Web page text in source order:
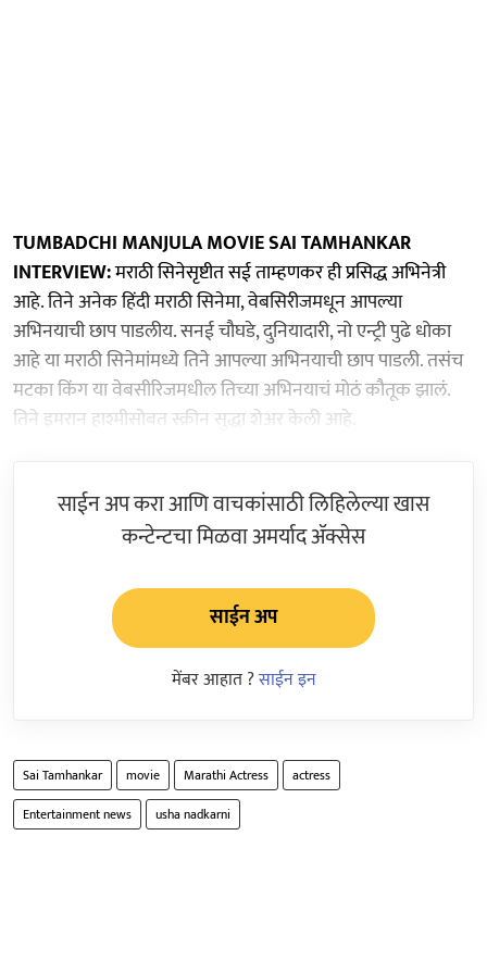
TUMBADCHI MANJULA MOVIE SAI TAMHANKAR
INTERVIEW:मराठी सिनेसृष्टीत सई ताम्हणकर ही प्रसिद्ध अभिनेत्री
आहे. तिने अनेक हिंदी मराठी सिनेमा, वेबसिरीजमधून आपल्या
अभिनयाची छाप पाडलीय. सनई चौघडे, दुनियादारी, नो एन्ट्री पुढे धोका
आहे या मराठी सिनेमांमध्ये तिने आपल्या अभिनयाची छाप पाडली. तसंच
मटका किंग या वेबसीरिजमधील तिच्या अभिनयाचं मोठं कौतूक झालं.
तिने इमरान हाश्मीसोबत स्क्रीन सुद्धा शेअर केली आहे.
साईन अप करा आणि वाचकांसाठी लिहिलेल्या खास
कन्टेन्टचा मिळवा अमर्याद ॲक्सेस
साईन अप
मेंबर आहात ?साईन इन
Sai Tamhankar movie Marathi Actress
actress
Entertainment news
usha nadkarni